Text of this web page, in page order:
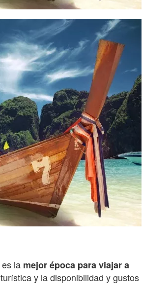
la mejor época para viajar a
y la disponibilidad y gustos